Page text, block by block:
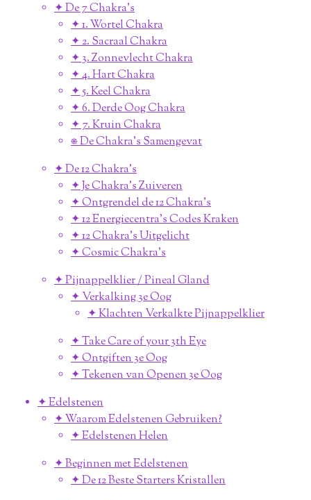
✦ De 7 Chakra's
✦ 1. Wortel Chakra
✦ 2. Sacraal Chakra
✦ 3. Zonnevlecht Chakra
✦ 4. Hart Chakra
✦ 5. Keel Chakra
✦ 6. Derde Oog Chakra
✦ 7. Kruin Chakra
⎈ De Chakra's Samengevat
✦ De 12 Chakra's
✦ Je Chakra's Zuiveren
✦ Ontgrendel de 12 Chakra's
✦ 12 Energiecentra's Codes Kraken
✦ 12 Chakra's Uitgelicht
✦ Cosmic Chakra's
✦ Pijnappelklier / Pineal Gland
✦ Verkalking 3e Oog
✦ Klachten Verkalkte Pijnappelklier
✦ Take Care of your 3th Eye
✦ Ontgiften 3e Oog
✦ Tekenen van Openen 3e Oog
✦ Edelstenen
✦ Waarom Edelstenen Gebruiken?
✦ Edelstenen Helen
✦ Beginnen met Edelstenen
✦ De 12 Beste Starters Kristallen